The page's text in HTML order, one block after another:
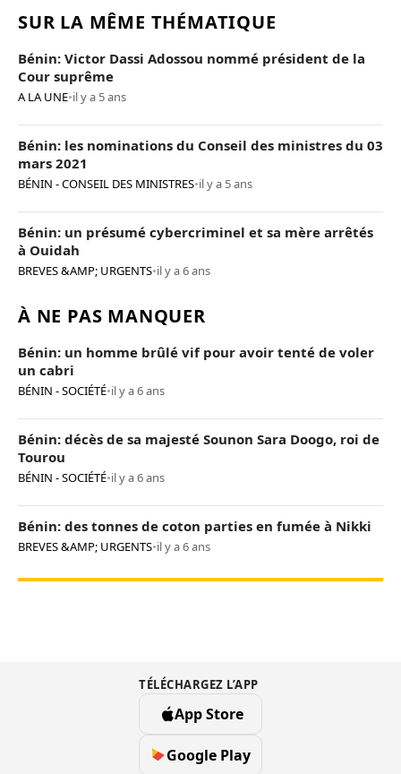
SUR LA MÊME THÉMATIQUE
Bénin: Victor Dassi Adossou nommé président de la
Cour suprême
A LA UNE•il y a 5 ans
Bénin: les nominations du Conseil des ministres du 03
mars 2021
BÉNIN - CONSEIL DES MINISTRES•il y a 5 ans
Bénin: un présumé cybercriminel et sa mère arrêtés
à Ouidah
BREVES &AMP; URGENTS•il y a 6 ans
À NE PAS MANQUER
Bénin: un homme brûlé vif pour avoir tenté de voler
un cabri
BÉNIN - SOCIÉTÉ•il y a 6 ans
Bénin: décès de sa majesté Sounon Sara Doogo, roi de
Tourou
BÉNIN - SOCIÉTÉ•il y a 6 ans
Bénin: des tonnes de coton parties en fumée à Nikki
BREVES &AMP; URGENTS•il y a 6 ans
TÉLÉCHARGEZ L’APP
App Store
Google Play